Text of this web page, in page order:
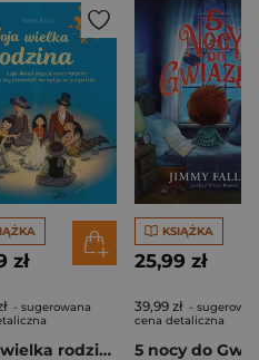
zł
- sugerowana
Moja wielka rodzina czyli dokąd sięgają nasze korzenie i czy przeszłość ma wpływ na przyszłość
KSIĄŻKA
25,99 zł
39,99 zł -
cena detaliczna
5 nocy do